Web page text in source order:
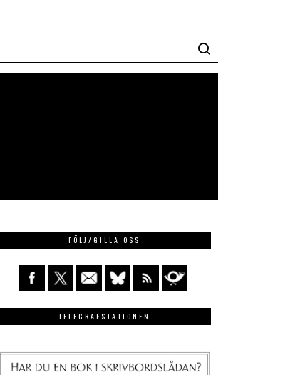
FÖLJ/GILLA OSS
TELEGRAFSTATIONEN